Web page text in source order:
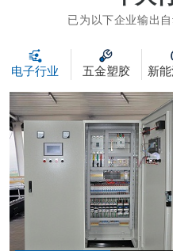
已为以下企业输出
电子行业 五金塑胶 新